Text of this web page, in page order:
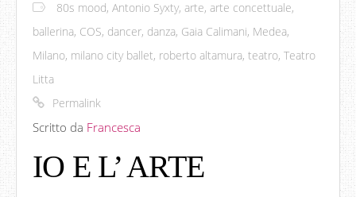
80s mood, Antonio Syxty, arte, arte concettuale,
ballerina, COS, dancer, danza, Gaia Calimani, Medea,
Milano, milano city ballet, roberto altamura, teatro, Teatro
Litta
Permalink
Scritto da Francesca
IO E L’ ARTE